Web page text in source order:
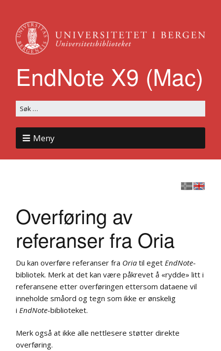
EndNote X9 (Mac)
Meny
Overføring av
referanser fra Oria
Du kan overføre referanser fra Oria til eget EndNote-
bibliotek. Merk at det kan være påkrevet å «rydde» litt i
referansene etter overføringen ettersom dataene vil
inneholde småord og tegn som ikke er ønskelig
i EndNote-biblioteket.
Merk også at ikke alle nettlesere støtter direkte
overføring.